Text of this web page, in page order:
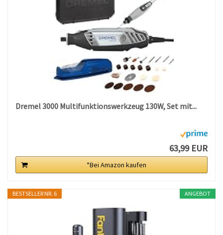
Dremel 3000 Multifunktionswerkzeug 130W, Set mit...
63,99 EUR
*Bei Amazon kaufen
ANGEBOT
BESTSELLER NR. 6